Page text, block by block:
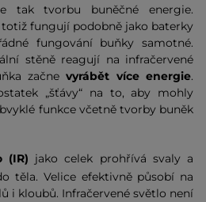
tak tvorbu buněčné energie.
fungují podobně jako baterky
fungování buňky samotné.
stěně reagují na infračervené
začnevyrábět více energie.
„šťávy“ na to, aby mohly
funkce včetně tvorby buněk
(IR) jako celek prohřívá svaly a
těla. Velice efektivně působí na
i kloubů. Infračervené světlo není